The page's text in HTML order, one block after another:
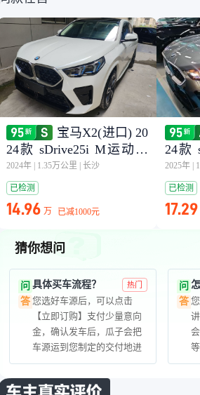
宝马X2(进口) 20
24款 sDrive25i M运动套
装
2024年 1.35万公里 长沙
已检测
14.96 万 已减1000元
24款
装
2025年
已检测
17.29
猜你想问
问 具体买车流程？ 热门
答 您选好车源后，可以点击
【立即订购】支付少量意向
金，确认发车后，瓜子会把
车源运到您制定的交付地进
行交付，具体您可以咨询您
的专属购车顾问
问
答
等